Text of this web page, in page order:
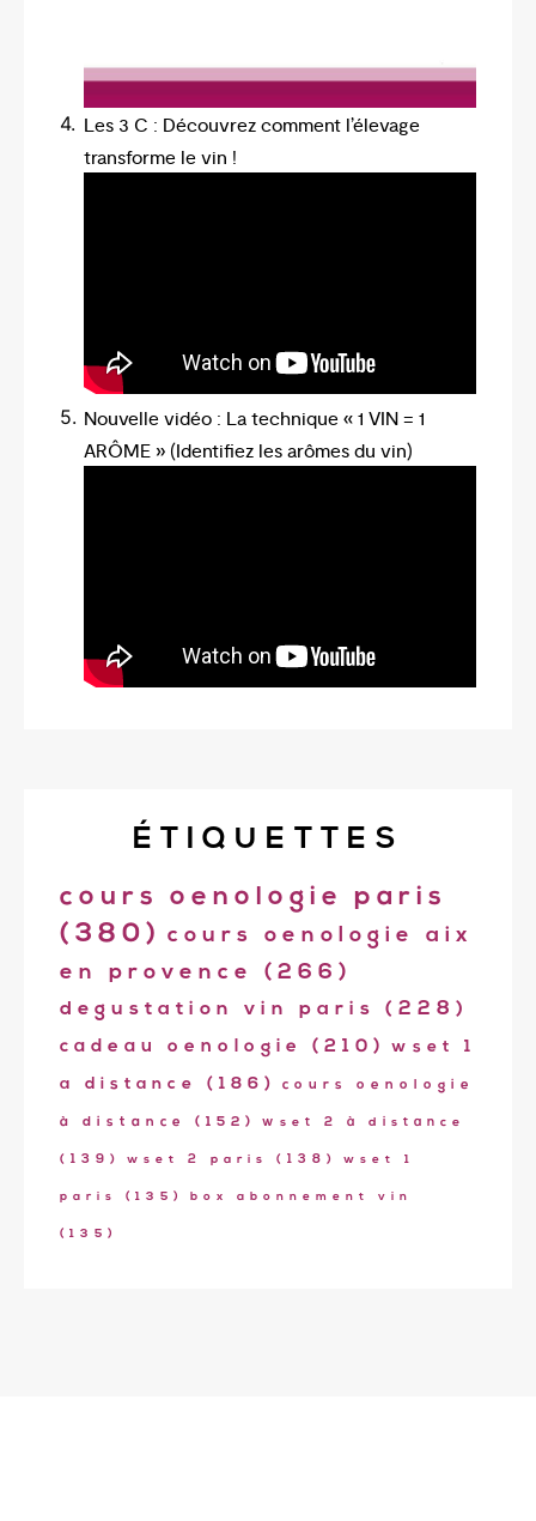
Les 3 C : Découvrez comment l’élevage
transforme le vin !
Nouvelle vidéo : La technique « 1 VIN = 1
ARÔME » (Identifiez les arômes du vin)
ÉTIQUETTES
cours oenologie paris
(380) cours oenologie aix
en provence
(266)
degustation vin paris (228)
cadeau oenologie (210) wset 1
a distance (186) cours oenologie
à distance (152) wset 2 à distance
(139) wset 2 paris (138) wset 1
paris (135) box abonnement vin
(135)